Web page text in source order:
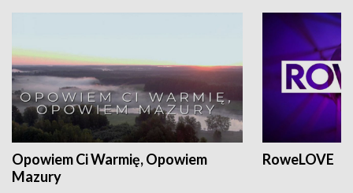
Opowiem Ci Warmię, Opowiem
Mazury
RoweLOVE